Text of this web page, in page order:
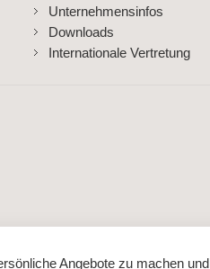
Unternehmensinfos
Downloads
Internationale Vertretung
Angebote zu machen und